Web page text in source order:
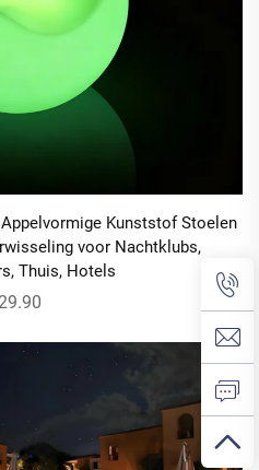
Kunststof Stoelen
voor Nachtklubs,
Thuis, Hotels